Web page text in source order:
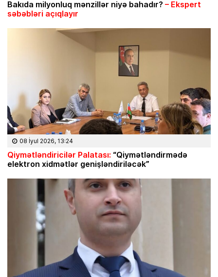
Bakıda milyonluq mənzillər niyə bahadır? – Ekspert
səbəbləri açıqlayır
08 İyul 2026, 13:24
Qiymətləndiricilər Palatası: “Qiymətləndirmədə
elektron xidmətlər genişləndiriləcək”